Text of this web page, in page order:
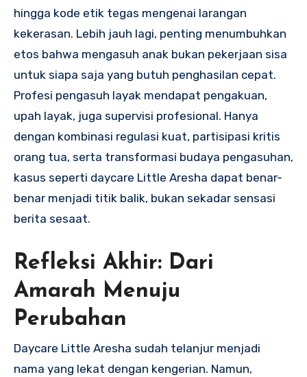
hingga kode etik tegas mengenai larangan
kekerasan. Lebih jauh lagi, penting menumbuhkan
etos bahwa mengasuh anak bukan pekerjaan sisa
untuk siapa saja yang butuh penghasilan cepat.
Profesi pengasuh layak mendapat pengakuan,
upah layak, juga supervisi profesional. Hanya
dengan kombinasi regulasi kuat, partisipasi kritis
orang tua, serta transformasi budaya pengasuhan,
kasus seperti daycare Little Aresha dapat benar-
benar menjadi titik balik, bukan sekadar sensasi
berita sesaat.
Refleksi Akhir: Dari
Amarah Menuju
Perubahan
Daycare Little Aresha sudah telanjur menjadi
nama yang lekat dengan kengerian. Namun,